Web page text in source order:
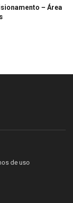
– Área
de uso